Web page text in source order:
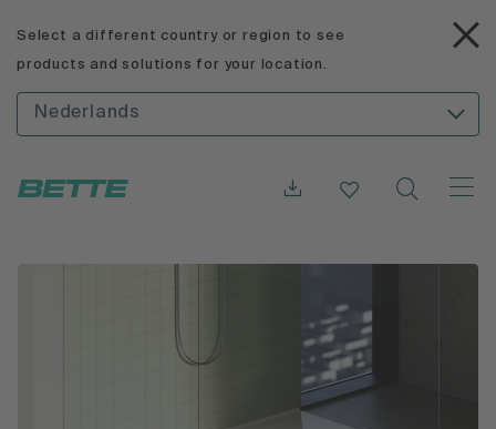
Select a different country or region to see
products and solutions for your location.
Nederlands